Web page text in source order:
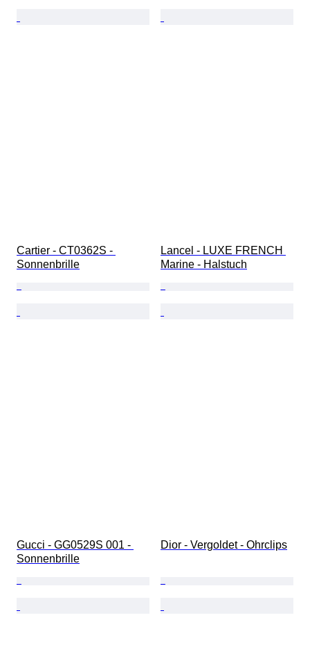
Cartier - CT0362S -
Sonnenbrille
Lancel - LUXE FRENCH
Marine - Halstuch
Gucci - GG0529S 001 -
Sonnenbrille
Dior - Vergoldet - Ohrclips